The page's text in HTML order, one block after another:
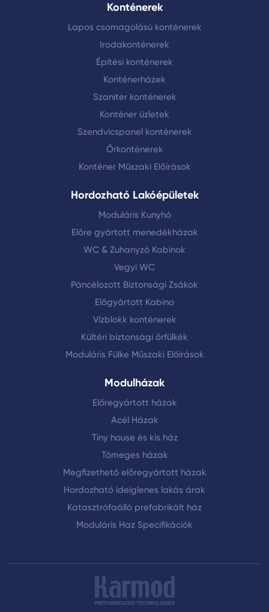
Konténerek
Lapos csomagolású konténerek
Irodakonténerek
Építési konténerek
Konténerházek
Szaniter konténerek
Konténer üzletek
Szendvicspanel konténerek
Őrkonténerek
Konténer Műszaki Előírások
Hordozható Lakóépületek
Moduláris Kunyhó
Előre gyártott menedékházak
WC & Zuhanyzó Kabinok
Vegyi WC
Páncélozott Biztonsági Zsákok
Előgyártott Kabino
Vízblokk konténerek
Kültéri biztonsági őrfülkék
Moduláris Fülke Műszaki Előírások
Modulházak
Előregyártott házak
Acél Házak
Tiny house és kis ház
Tömeges házak
Megfizethető előregyártott házak
Hordozható ideiglenes lakás árak
Katasztrófaálló prefabrikált ház
Moduláris Haz Specifikációk